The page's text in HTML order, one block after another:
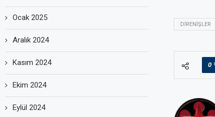
DIRENIŞLER
0
Ocak 2025
Aralık 2024
Kasım 2024
Ekim 2024
Eylül 2024